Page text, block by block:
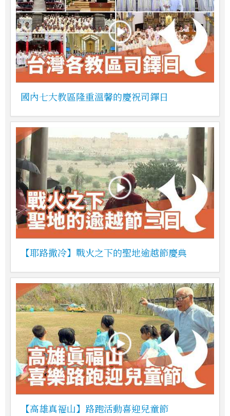
國內七大教區隆重溫馨的慶祝司鐸日
【耶路撒冷】戰火之下的聖地逾越節慶典
【高雄真福山】路跑活動喜迎兒童節